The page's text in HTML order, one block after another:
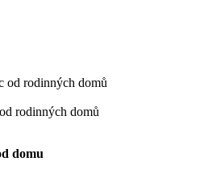
od rodinných domů
rodinných domů
domu